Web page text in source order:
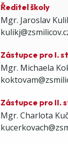
Ředitel školy
Mgr. Jaroslav
Zástupce pro I.
Mgr. Michaela
Zástupce pro II.
Mgr. Charlota